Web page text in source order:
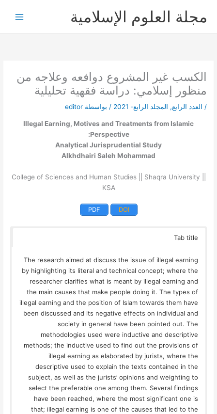
مجلة العلوم الإسلامية
الكسب غير المشروع دوافعه وعلاجه من
منظور إسلامي: دراسة فقهية تحليلية
/ العدد الرابع, المجلد الرابع- 2021 / بواسطة editor
Illegal Earning, Motives and Treatments from Islamic
Perspective:
Analytical Jurisprudential Study
Alkhdhairi Saleh Mohammad
College of Sciences and Human Studies || Shaqra University ||
KSA
DOI
PDF
Tab title
The research aimed at discuss the issue of illegal earning
by highlighting its literal and technical concept; where the
researcher clarifies what is meant by illegal earning and
the main causes that make people doing it. The types of
illegal earning and the position of Islam towards them have
been discussed and its negative effects on individual and
society in general have been pointed out. The
methodologies used were inductive and descriptive
methods; the inductive used to find out the provisions of
illegal earning as elaborated by jurists, where the
descriptive used to explain the texts contained in the
subject, as well as the jurists’ opinions and weighting to
select the preferable one among them. Several findings
have been reached, where the most significant one is
that; illegal earning is one of the causes that led to the